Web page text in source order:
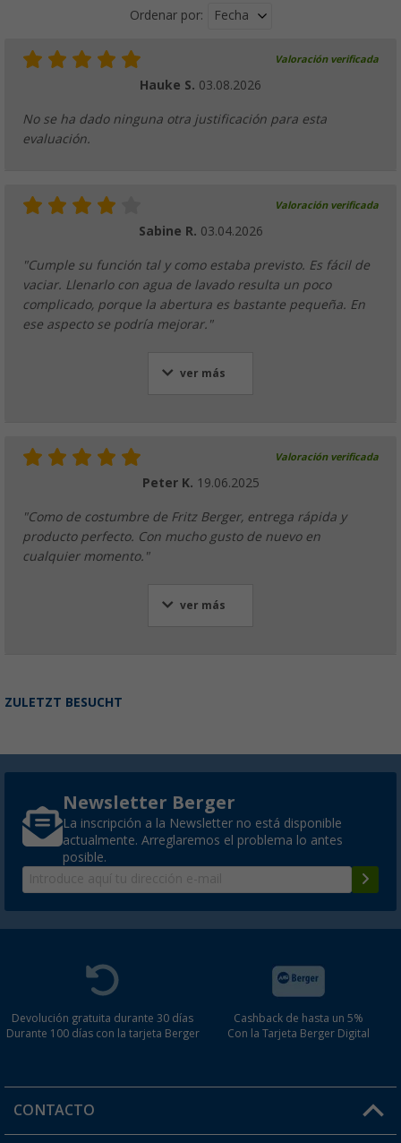
Ordenar por: Fecha
Valoración verificada
Hauke S. 03.08.2026
No se ha dado ninguna otra justificación para esta
evaluación.
Valoración verificada
Sabine R. 03.04.2026
"Cumple su función tal y como estaba previsto. Es fácil de
vaciar. Llenarlo con agua de lavado resulta un poco
complicado, porque la abertura es bastante pequeña. En
ese aspecto se podría mejorar."
ver más
Valoración verificada
Peter K. 19.06.2025
"Como de costumbre de Fritz Berger, entrega rápida y
producto perfecto. Con mucho gusto de nuevo en
cualquier momento."
ver más
ZULETZT BESUCHT
Newsletter Berger
La inscripción a la Newsletter no está disponible
actualmente. Arreglaremos el problema lo antes
posible.
Devolución gratuita durante 30 días
Durante 100 días con la tarjeta Berger
Cashback de hasta un 5%
Con la Tarjeta Berger Digital
CONTACTO